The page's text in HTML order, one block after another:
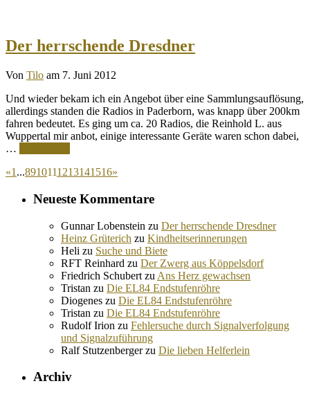
Der herrschende Dresdner
Von Tilo am 7. Juni 2012
Und wieder bekam ich ein Angebot über eine Sammlungsauflösung,
allerdings standen die Radios in Paderborn, was knapp über 200km
fahren bedeutet. Es ging um ca. 20 Radios, die Reinhold L. aus
Wuppertal mir anbot, einige interessante Geräte waren schon dabei,
…
«1 ...8910111213141516»
Neueste Kommentare
Gunnar Lobenstein zu Der herrschende Dresdner
Heinz Grüterich zu Kindheitserinnerungen
Heli zu Suche und Biete
RFT Reinhard zu Der Zwerg aus Köppelsdorf
Friedrich Schubert zu Ans Herz gewachsen
Tristan zu Die EL84 Endstufenröhre
Diogenes zu Die EL84 Endstufenröhre
Tristan zu Die EL84 Endstufenröhre
Rudolf Irion zu Fehlersuche durch Signalverfolgung
und Signalzuführung
Ralf Stutzenbergerzu Die lieben Helferlein
Archiv